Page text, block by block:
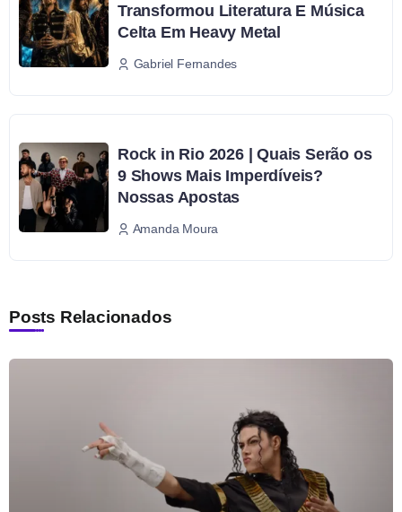
Transformou Literatura E Música
Celta Em Heavy Metal
Gabriel Fernandes
Rock in Rio 2026 | Quais Serão os
9 Shows Mais Imperdíveis?
Nossas Apostas
Amanda Moura
Posts Relacionados